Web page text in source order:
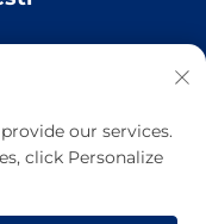
Optoelectronic
our services.
click Personalize